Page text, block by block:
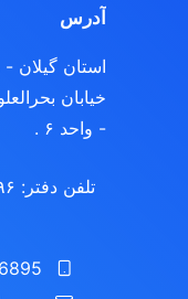
آدرس
استان
- واحد ۶ .
تلفن دفتر: ۰۱۳۳۳۵۶۳۳۹۶